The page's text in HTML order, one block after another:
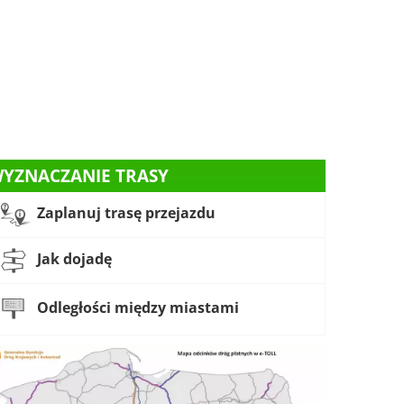
TRASY
Zaplanuj trasę przejazdu
Jak dojadę
Odległości między miastami